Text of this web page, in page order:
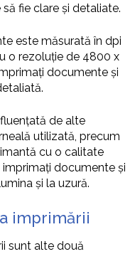
fie clare și detaliate.
este măsurată în dpi
o rezoluție de 4800 x
documente și
de alte
utilizată, precum
cu o calitate
documente și
și la uzură.
imprimării
sunt alte două